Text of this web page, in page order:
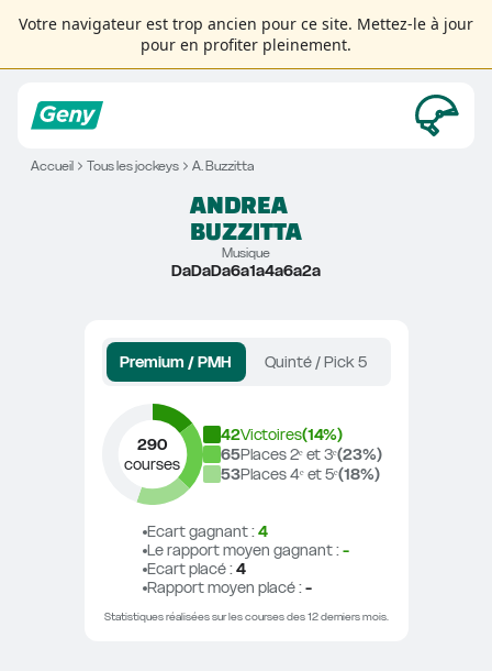
Votre navigateur est trop ancien pour ce site. Mettez-le à jour
pour en profiter pleinement.
Accueil Tous les jockeys A. Buzzitta
ANDREA
BUZZITTA
Musique
DaDaDa6a1a4a6a2a
Premium / PMH Quinté / Pick 5
290
courses
42Victoires(14%)
65Places 2ᵉ et 3ᵉ(23%)
53Places 4ᵉ et 5ᵉ(18%)
Ecart gagnant : 4
Le rapport moyen gagnant : -
Ecart placé : 4
Rapport moyen placé : -
Statistiques réalisées sur les courses des 12 derniers mois.